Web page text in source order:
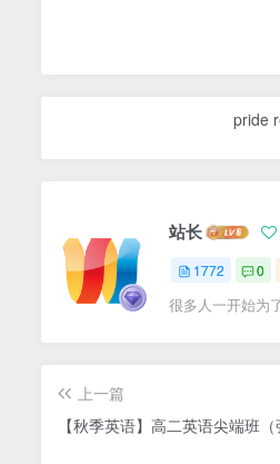
pride
站长
1772 0
很多人一开始为
上一篇
【秋季英语】高二英语尖端班